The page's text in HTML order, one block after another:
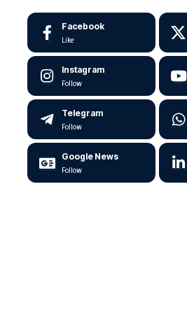
Facebook
Like
Instagram
Follow
Telegram
Follow
Google News
Follow